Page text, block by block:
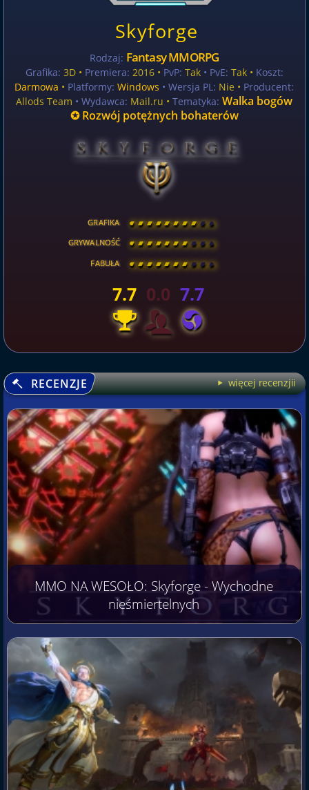
Skyforge
Rodzaj: Fantasy MMORPG
Grafika: 3D • Premiera: 2016 • PvP: Tak• PvE: Tak • Koszt:
Darmowa • Platformy: Windows • Wersja PL: Nie • Producent:
Allods Team • Wydawca: Mail.ru •Tematyka: Walka bogów
✪ Rozwój potężnych bohaterów
GRAFIKA [ \ \ \ \ \ \ \ \ ]
GRYWALNOŚĆ [ \ \ \ \ \ \ \ \ ]
FABUŁA [ \ \ \ \ \ \ \ \ ]
7.7 0.0 7.7
RECENZJE więcej recenzjii
MMO NA WESOŁO: Skyforge - Wychodne
nieśmiertelnych